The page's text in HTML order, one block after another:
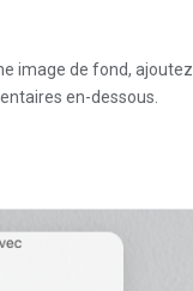
image de fond, ajoutez
en-dessous.